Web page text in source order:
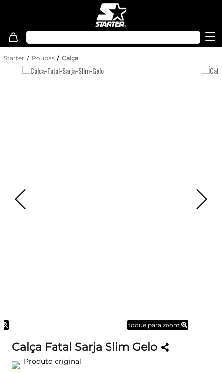
Starter Roupas Calça
toque para zoom
Calça Fatal Sarja Slim Gelo
Produto original